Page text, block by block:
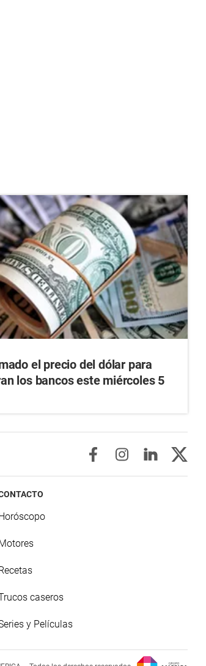
el precio del dólar para
los bancos este miércoles 5
caseros
y Películas